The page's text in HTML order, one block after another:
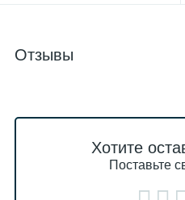
Отзывы
Хотите
Поставьте